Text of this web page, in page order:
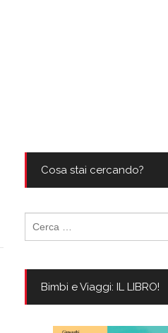
Cosa stai cercando?
per:
Bimbi e Viaggi: IL LIBRO!